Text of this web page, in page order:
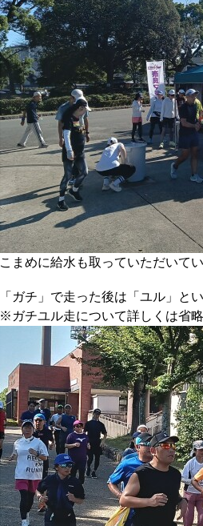
こまめに給水も取っていただいてい
「ガチ」で走った後は「ユル」と
※ガチユル走について詳しくは省